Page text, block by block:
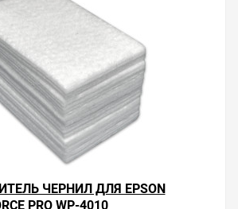
ЧЕРНИЛ ДЛЯ EPSON
PRO WP-4010